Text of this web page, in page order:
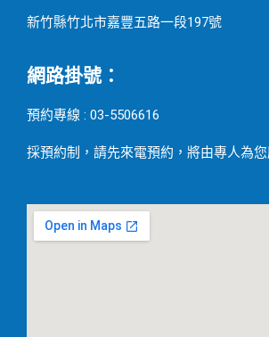
新竹縣竹北市嘉豐五路一段197號
網路掛號：
預約專線 : 03-5506616
採預約制，請先來電預約，將由專人為